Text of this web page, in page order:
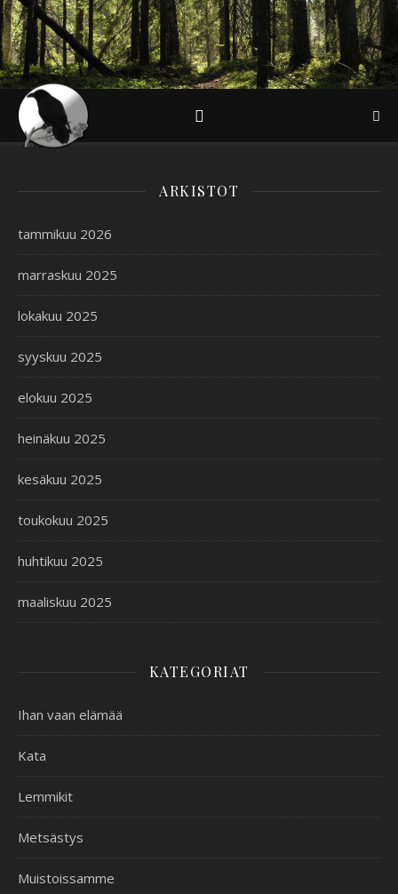
ARKISTOT
tammikuu 2026
marraskuu 2025
lokakuu 2025
syyskuu 2025
elokuu 2025
heinäkuu 2025
kesäkuu 2025
toukokuu 2025
huhtikuu 2025
maaliskuu 2025
KATEGORIAT
Ihan vaan elämää
Kata
Lemmikit
Metsästys
Muistoissamme